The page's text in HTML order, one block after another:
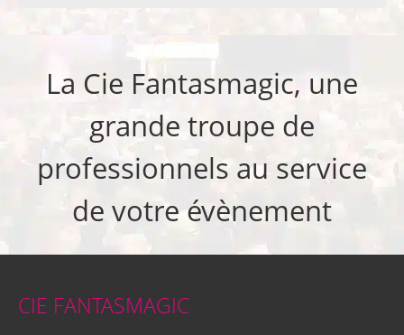
La Cie Fantasmagic, une
grande troupe de
professionnels au service
de votre évènement
CIE FANTASMAGIC